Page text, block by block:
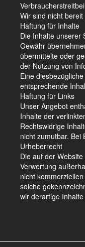
Wir sind nicht
Haftung für Inhalte
Die Inhalte unserer
Gewähr
übermittelte oder
der Nutzung von
Eine
entsprechende
Haftung für Links
Unser Angebot
Inhalte der
Rechtswidrige
nicht zumutbar. Bei
Urheberrecht
Die auf der
Verwertung
nicht
solche
wir derartige